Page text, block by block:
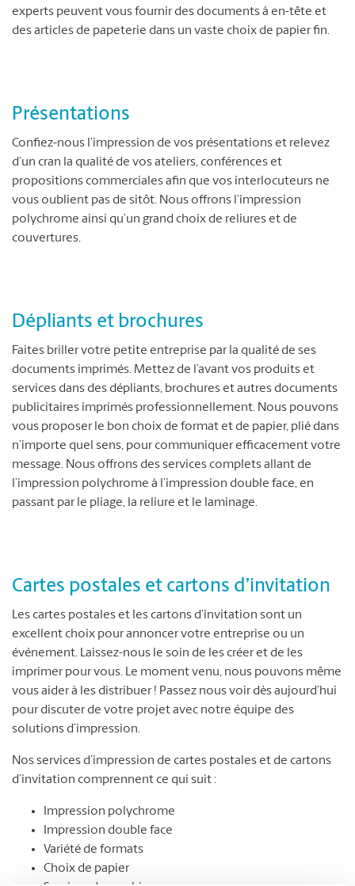
experts peuvent vous fournir des documents à en-tête et
des articles de papeterie dans un vaste choix de papier fin.
Présentations
Confiez-nous l’impression de vos présentations et relevez
d’un cran la qualité de vos ateliers, conférences et
propositions commerciales afin que vos interlocuteurs ne
vous oublient pas de sitôt. Nous offrons l’impression
polychrome ainsi qu’un grand choix de reliures et de
couvertures.
Dépliants et brochures
Faites briller votre petite entreprise par la qualité de ses
documents imprimés. Mettez de l’avant vos produits et
services dans des dépliants, brochures et autres documents
publicitaires imprimés professionnellement. Nous pouvons
vous proposer le bon choix de format et de papier, plié dans
n’importe quel sens, pour communiquer efficacement votre
message. Nous offrons des services complets allant de
l’impression polychrome à l’impression double face, en
passant par le pliage, la reliure et le laminage.
Cartes postales et cartons d’invitation
Les cartes postales et les cartons d’invitation sont un
excellent choix pour annoncer votre entreprise ou un
événement. Laissez-nous le soin de les créer et de les
imprimer pour vous. Le moment venu, nous pouvons même
vous aider à les distribuer ! Passez nous voir dès aujourd’hui
pour discuter de votre projet avec notre équipe des
solutions d’impression.
Nos services d’impression de cartes postales et de cartons
d’invitation comprennent ce qui suit :
Impression polychrome
Impression double face
Variété de formats
Choix de papier